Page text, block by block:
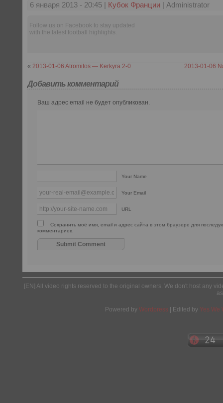
6 января 2013 - 20:45 | Кубок Франции | Administrator
Follow us on Facebook to stay updated
with the latest football highlights.
« 2013-01-06 Atromitos — Kerkyra 2-0 2013-01-06
Добавить комментарий
Ваш адрес email не будет опубликован.
Your Name
Your Email
URL
Сохранить моё имя, email и адрес сайта в этом браузере для
комментариев.
[EN] All video rights reserved to the original owners. We don't host any
Powered by Wordpress | Edited by Yes We